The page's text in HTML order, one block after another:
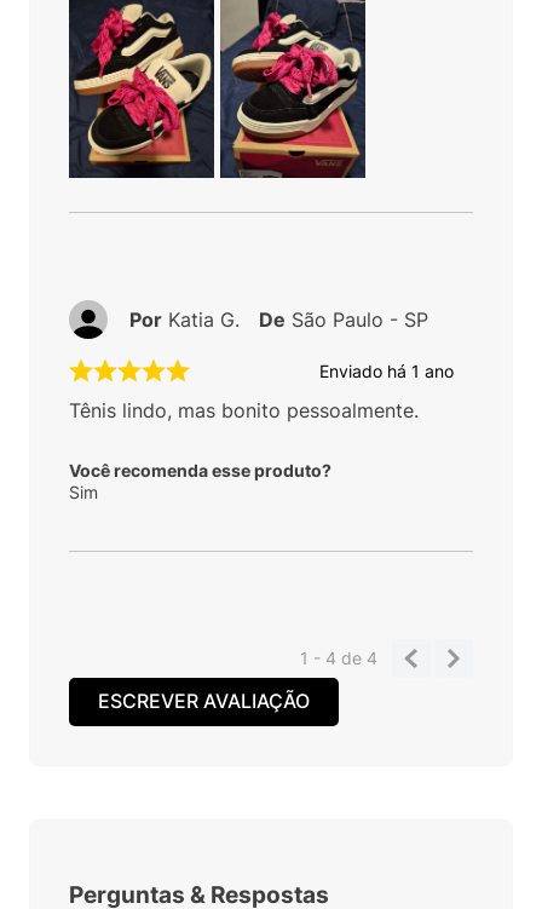
Enviado há 1 ano
Tênis lindo, mas bonito pessoalmente.
Você recomenda esse produto?
Sim
Por Katia G. De São Paulo - SP
1 - 4de 4
ESCREVER AVALIAÇÃO
Perguntas & Respostas